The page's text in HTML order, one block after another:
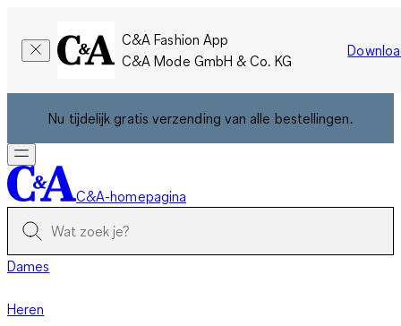
C&A Fashion App
C&A Mode GmbH & Co. KG
Nu tijdelijk gratis verzending van alle bestellingen.
C&A-homepagina
Dames
Heren